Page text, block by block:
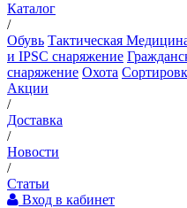
Каталог
/
Обувь Тактическая
и IPSC снаряжение
снаряжение Охота
Акции
/
Доставка
/
Новости
/
Статьи
Вход в кабинет